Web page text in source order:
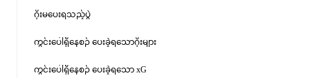
ဂိုးမပေးရသည့်ပွဲ
ကွင်းပေါ်ရှိနေစဉ် ပေးခဲ့ရသောဂိုးများ
ကွင်းပေါ်ရှိနေစဉ် ပေးခဲ့ရသော xG